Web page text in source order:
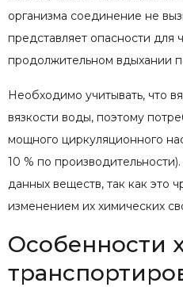
организма соединение не
представляет опасности для
продолжительном вдыхании
Необходимо учитывать, что
вязкости воды, поэтому
мощного циркуляционного
10 % по
данных веществ, так как это
изменением их химических
Особенности